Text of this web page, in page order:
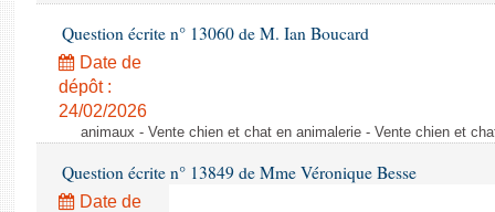
Question écrite n° 13060 de M. Ian Boucard
Date de
dépôt :
24/02/2026
animaux - Vente chien et chat en animalerie - Vente chien et
Question écrite n° 13849 de Mme Véronique Besse
Date de